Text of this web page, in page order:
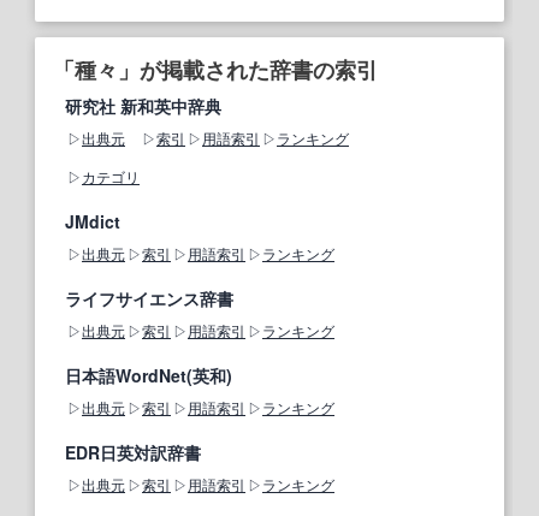
「種々」が掲載された辞書の索引
研究社 新和英中辞典
出典元 索引 用語索引
ランキング
カテゴリ
JMdict
出典元 索引 用語索引 ランキング
ライフサイエンス辞書
出典元 索引 用語索引 ランキング
日本語WordNet(英和)
出典元 索引 用語索引 ランキング
EDR日英対訳辞書
出典元 索引 用語索引 ランキング